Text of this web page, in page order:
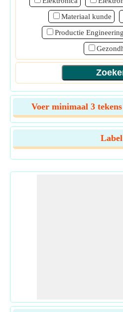
Materiaal kunde
Productie Engineering
Voer minimaal 3
Label